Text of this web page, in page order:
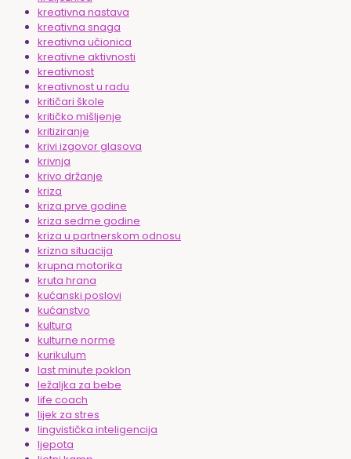
kreativna nastava
kreativna snaga
kreativna učionica
kreativne aktivnosti
kreativnost
kreativnost u radu
kritičari škole
kritičko mišljenje
kritiziranje
krivi izgovor glasova
krivnja
krivo držanje
kriza
kriza prve godine
kriza sedme godine
kriza u partnerskom odnosu
krizna situacija
krupna motorika
kruta hrana
kućanski poslovi
kućanstvo
kultura
kulturne norme
kurikulum
last minute poklon
ležaljka za bebe
life coach
lijek za stres
lingvistička inteligencija
ljepota